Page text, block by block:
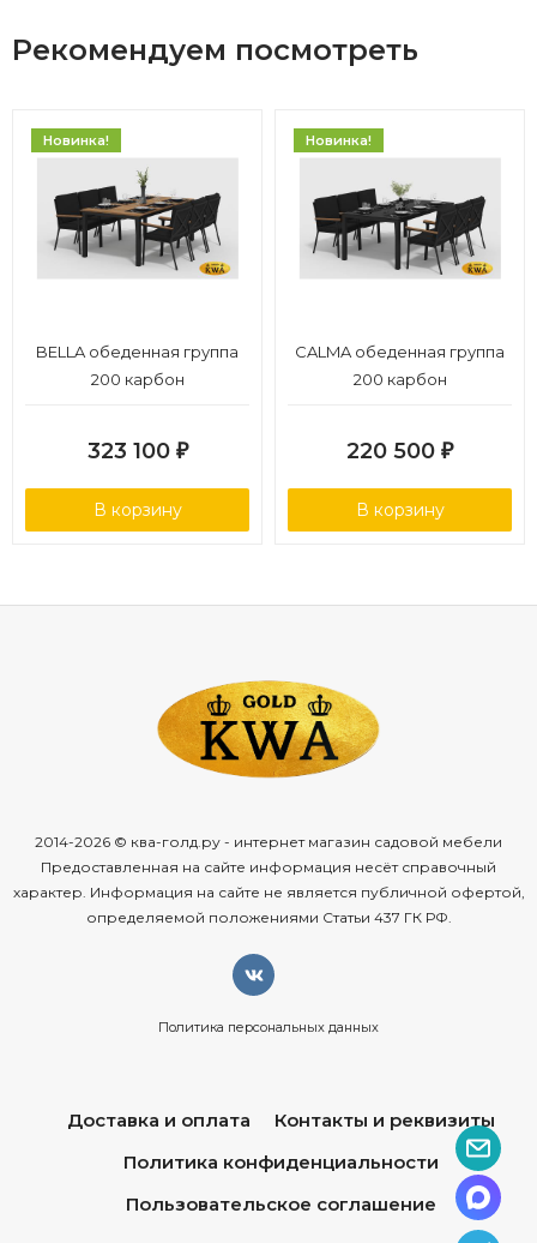
Рекомендуем посмотреть
Новинка!
BELLA обеденная группа
200 карбон
323 100 ₽
В корзину
Новинка!
CALMA обеденная группа
200 карбон
220 500 ₽
В корзину
2014-2026 © ква-голд.ру - интернет магазин садовой мебели
Предоставленная на сайте информация несёт справочный
характер. Информация на сайте не является публичной офертой,
определяемой положениями Статьи 437 ГК РФ.
Политика персональных данных
Доставка и оплата
Контакты и реквизиты
Политика конфиденциальности
Пользовательское соглашение